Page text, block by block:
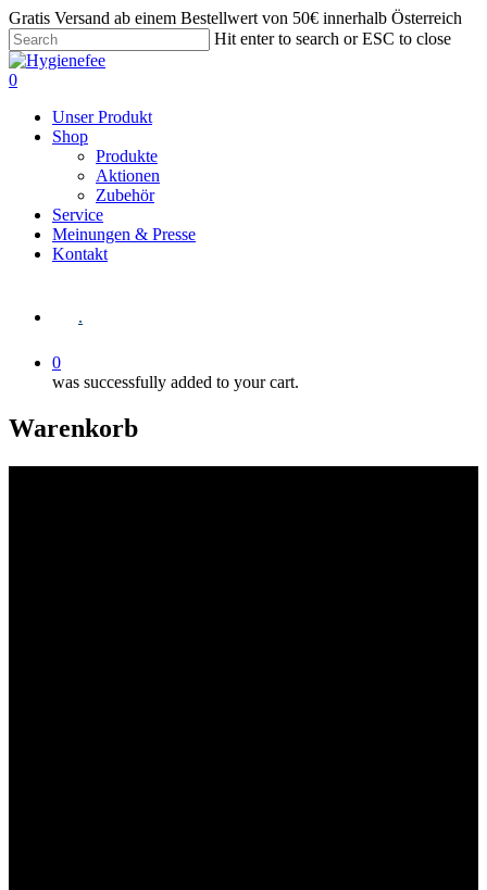
Gratis Versand ab einem Bestellwert von 50€ innerhalb Österreich
Hit enter to search or ESC to close
0
Unser Produkt
Shop
Produkte
Aktionen
Zubehör
Service
Meinungen & Presse
Kontakt
.
0
was successfully added to your cart.
Warenkorb